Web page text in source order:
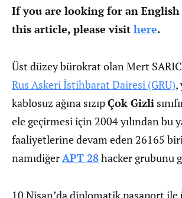
If you are looking for an
this article, please visit here.
Üst düzey bürokrat olan Mert
Rus Askeri İstihbarat Dairesi (GRU),
kablosuz ağına sızıpÇok Gizli
ele geçirmesi için 2004 yılından bu
faaliyetlerine devam eden 26165
namıdiğerAPT 28hacker grubunu
10 Nisan’da diplomatik pasaport ile